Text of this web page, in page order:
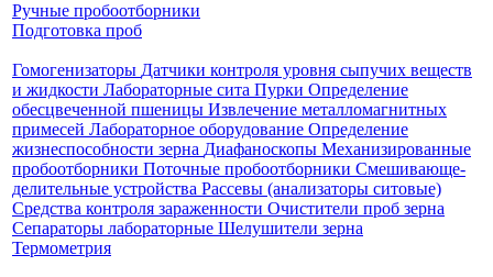
Ручные пробоотборники
Подготовка проб
Гомогенизаторы Датчики контроля уровня сыпучих веществ
и жидкости Лабораторные сита Пурки Определение
обесцвеченной пшеницы Извлечение металломагнитных
примесей Лабораторное оборудование Определение
жизнеспособности зерна Диафаноскопы Механизированные
пробоотборники Поточные пробоотборники Смешивающе-
делительные устройства Рассевы (анализаторы ситовые)
Средства контроля зараженности Очистители проб зерна
Сепараторы лабораторные Шелушители зерна
Термометрия